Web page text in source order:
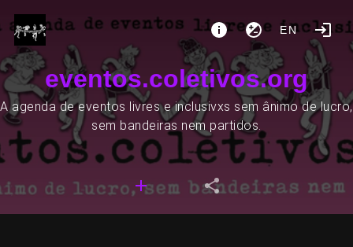
EN
eventos.coletivos.org
A agenda de eventos livres e inclusivxs sem ânimo de lucro,
sem bandeiras nem partidos.